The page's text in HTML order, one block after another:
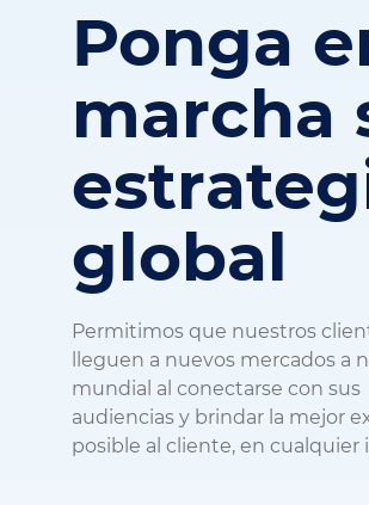
Ponga
marcha
global
Permitimos que nuestros
lleguen a nuevos mercados a
mundial al conectarse con sus
audiencias y brindar la mejor
posible al cliente, en cualquier